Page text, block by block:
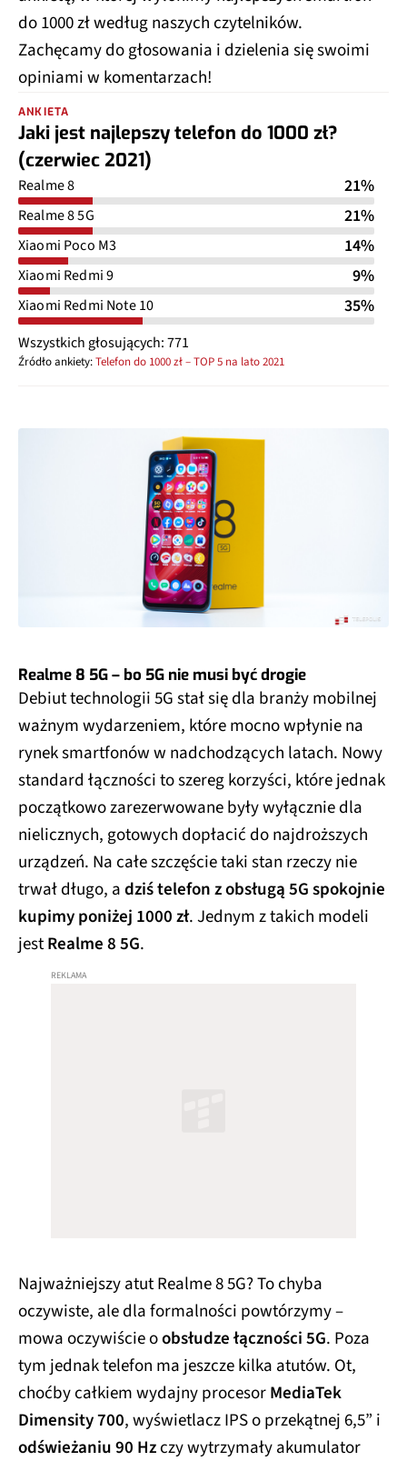
do 1000 zł według naszych czytelników.
Zachęcamy do głosowania i dzielenia się swoimi
opiniami w komentarzach!
ANKIETA
Jaki jest najlepszy telefon do 1000 zł?
(czerwiec 2021)
Realme 8 21%
Realme 8 5G 21%
Xiaomi Poco M3 14%
Xiaomi Redmi 9 9%
Xiaomi Redmi Note 10 35%
Wszystkich głosujących: 771
Źródło ankiety:Telefon do 1000 zł – TOP 5 na lato 2021
Realme 8 5G – bo 5G nie musi być drogie
Debiut technologii 5G stał się dla branży mobilnej
ważnym wydarzeniem, które mocno wpłynie na
rynek smartfonów w nadchodzących latach. Nowy
standard łączności to szereg korzyści, które jednak
początkowo zarezerwowane były wyłącznie dla
nielicznych, gotowych dopłacić do najdroższych
urządzeń. Na całe szczęście taki stan rzeczy nie
trwał długo, adziś telefon z obsługą 5G spokojnie
kupimy poniżej 1000 zł. Jednym z takich modeli
jestRealme 8 5G.
Najważniejszy atut Realme 8 5G? To chyba
oczywiste, ale dla formalności powtórzymy –
mowa oczywiście oobsłudze łączności 5G. Poza
tym jednak telefon ma jeszcze kilka atutów. Ot,
choćby całkiem wydajny procesorMediaTek
Dimensity 700, wyświetlacz IPS o przekątnej 6,5” i
odświeżaniu 90 Hzczy wytrzymały akumulator